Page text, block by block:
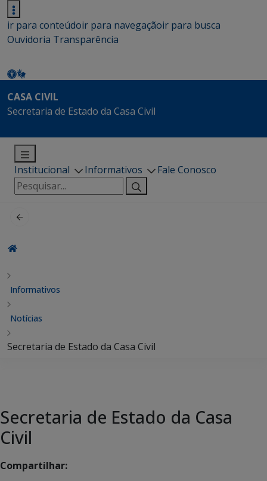
ir para conteúdoir para navegaçãoir para busca
Ouvidoria Transparência
CASA CIVIL
Secretaria de Estado da Casa Civil
Institucional Informativos
Fale Conosco
Pesquisar
por:
Informativos
Notícias
Secretaria de Estado da Casa Civil
Secretaria de Estado da Casa
Civil
Compartilhar: